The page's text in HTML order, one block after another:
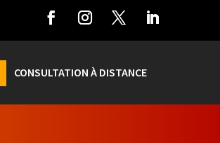
CONSULTATION À DISTANCE